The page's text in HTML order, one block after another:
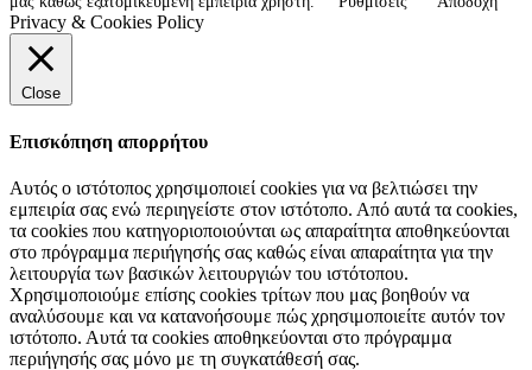
Privacy & Cookies Policy
Close
Επισκόπηση απορρήτου
Αυτός ο ιστότοπος χρησιμοποιεί cookies για να βελτιώσει την
εμπειρία σας ενώ περιηγείστε στον ιστότοπο. Από αυτά τα cookies,
τα cookies που κατηγοριοποιούνται ως απαραίτητα αποθηκεύονται
στο πρόγραμμα περιήγησής σας καθώς είναι απαραίτητα για την
λειτουργία των βασικών λειτουργιών του ιστότοπου.
Χρησιμοποιούμε επίσης cookies τρίτων που μας βοηθούν να
αναλύσουμε και να κατανοήσουμε πώς χρησιμοποιείτε αυτόν τον
ιστότοπο. Αυτά τα cookies αποθηκεύονται στο πρόγραμμα
περιήγησής σας μόνο με τη συγκατάθεσή σας.